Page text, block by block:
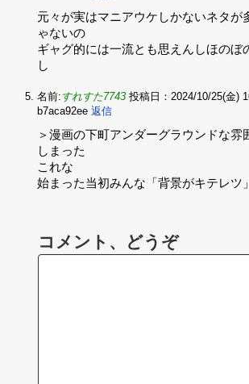
元々が実はマニアウケしかないネタが
ゃないの‌
ギャグ的には一流とも思えんしほのぼ
し
名前: すれすた7743 投稿日：2024/10/25(金)
b7aca92ee 返信
＞漫画の下町アンダーグラウンドな雰
しまった
これな
始まった当初みんな「背景がキテレツ
コメント、どうぞ